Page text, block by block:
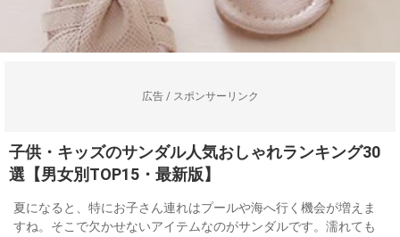
広告 / スポンサーリンク
子供・キッズのサンダル人気おしゃれランキング30
選【男女別TOP15・最新版】
夏になると、特にお子さん連れはプールや海へ行く機会が増えま
すね。そこで欠かせないアイテムなのがサンダルです。濡れても